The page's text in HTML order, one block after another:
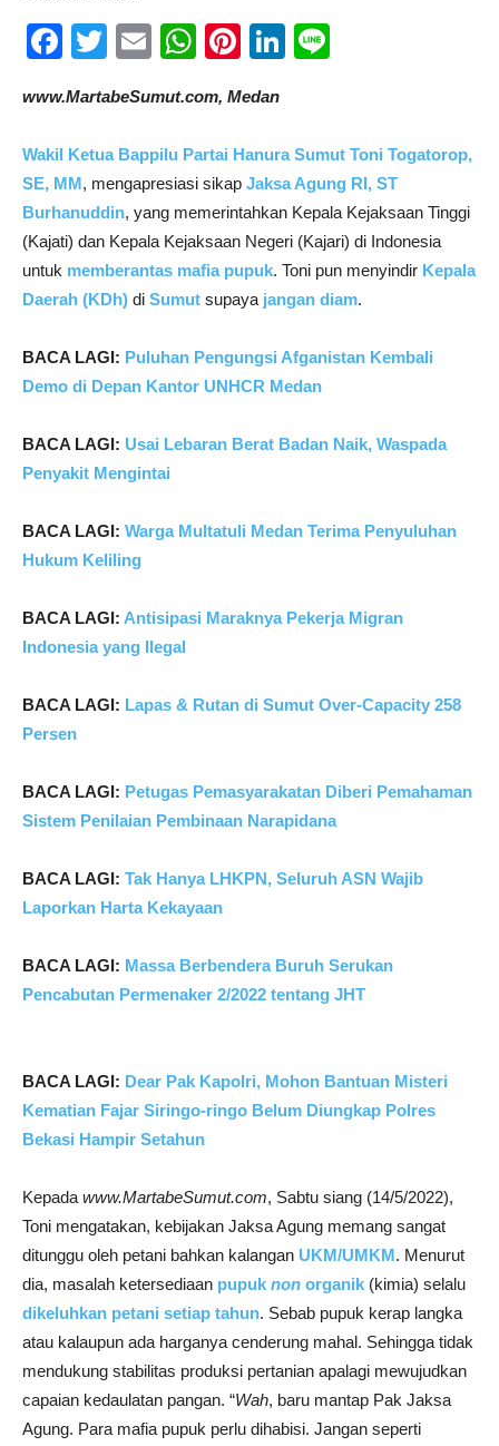
Facebook
Twitter
EmailWhatsApp
Pinterest
LinkedIn
www.MartabeSumut.com, Medan
Wakil Ketua Bappilu Partai Hanura Sumut Toni Togatorop,
SE, MM, mengapresiasi sikap Jaksa Agung RI, ST
Burhanuddin, yang memerintahkan Kepala Kejaksaan Tinggi
(Kajati) dan Kepala Kejaksaan Negeri (Kajari) di Indonesia
untuk memberantas mafia pupuk. Toni pun menyindir Kepala
Daerah (KDh) di Sumut supaya jangan diam.
BACA LAGI: Puluhan Pengungsi Afganistan Kembali
Demo di Depan Kantor UNHCR Medan
BACA LAGI: Usai Lebaran Berat Badan Naik, Waspada
Penyakit Mengintai
BACA LAGI: Warga Multatuli Medan Terima Penyuluhan
Hukum Keliling
BACA LAGI: Antisipasi Maraknya Pekerja Migran
Indonesia yang Ilegal
BACA LAGI: Lapas & Rutan di Sumut Over-Capacity 258
Persen
BACA LAGI: Petugas Pemasyarakatan Diberi Pemahaman
Sistem Penilaian Pembinaan Narapidana
BACA LAGI: Tak Hanya LHKPN, Seluruh ASN Wajib
Laporkan Harta Kekayaan
BACA LAGI: Massa Berbendera Buruh Serukan
Pencabutan Permenaker 2/2022 tentang JHT
BACA LAGI: Dear Pak Kapolri, Mohon Bantuan Misteri
Kematian Fajar Siringo-ringo Belum Diungkap Polres
Bekasi Hampir Setahun
Kepada www.MartabeSumut.com, Sabtu siang (14/5/2022),
Toni mengatakan, kebijakan Jaksa Agung memang sangat
ditunggu oleh petani bahkan kalangan UKM/UMKM. Menurut
dia, masalah ketersediaan pupuk non organik (kimia) selalu
dikeluhkan petani setiap tahun. Sebab pupuk kerap langka
atau kalaupun ada harganya cenderung mahal. Sehingga tidak
mendukung stabilitas produksi pertanian apalagi mewujudkan
capaian kedaulatan pangan. “Wah, baru mantap Pak Jaksa
Agung. Para mafia pupuk perlu dihabisi. Jangan seperti